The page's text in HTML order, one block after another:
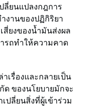
ลี่ยนแปลงกฎการ
งานของปฏิกิริยา
สี่ยงของน้ำมันส่งผล
รถทำให้ความคาด
เรื่องและกลายเป็น
ด ของนโยบายมักจะ
ปลี่ยนสิ่งที่ผู้เข้าร่วม